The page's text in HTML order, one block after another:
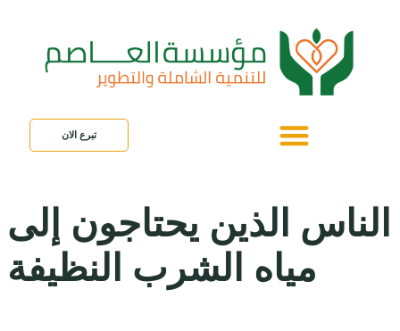
تبرع الان
الناس الذين يحتاجون إلى
مياه الشرب النظيفة